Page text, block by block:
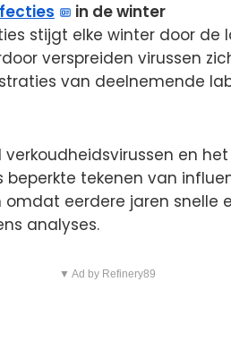
in de winter
stijgt elke winter door de
verspreiden virussen
van deelnemende
en
tekenen van
eerdere jaren snelle
analyses.
▼ Ad by Refinery89